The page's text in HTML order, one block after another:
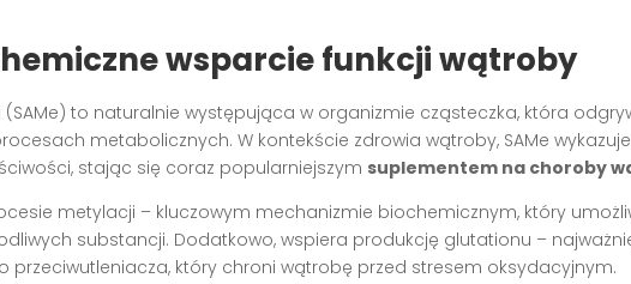
wsparcie funkcji wątroby
to naturalnie występująca w organizmie cząsteczka, która
metabolicznych. W kontekście zdrowia wątroby, SAMe wykazuje
stając się coraz popularniejszym suplementem na choroby
metylacji – kluczowym mechanizmie biochemicznym, który
substancji. Dodatkowo, wspiera produkcję glutationu –
przeciwutleniacza, który chroni wątrobę przed stresem oksydacyjnym.